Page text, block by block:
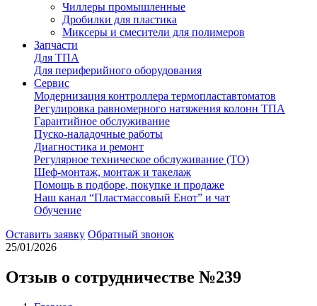
Чиллеры промышленные
Дробилки для пластика
Миксеры и смесители для полимеров
Запчасти
Для ТПА
Для периферийного оборудования
Сервис
Модернизация контроллера термопластавтоматов
Регулировка равномерного натяжения колонн ТПА
Гарантийное обслуживание
Пуско-наладочные работы
Диагностика и ремонт
Регулярное техническое обслуживание (ТО)
Шеф-монтаж, монтаж и такелаж
Помощь в подборе, покупке и продаже
Наш канал “Пластмассовый Енот” и чат
Обучение
Оставить заявку Обратный звонок
25/01/2026
Отзыв о сотрудничестве №239